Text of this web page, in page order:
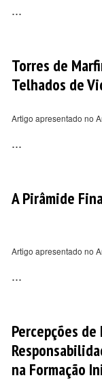
...
Torres de
Telhados de
Artigo apresentado no
...
A Pirâmide
Artigo apresentado no
...
Percepções
na Formação